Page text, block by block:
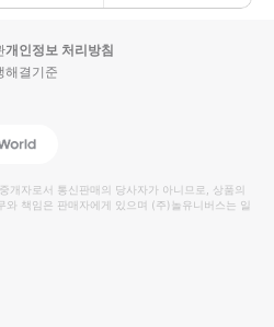
개인정보 처리방침
해결기준
Global
개자로서 통신판매의 당사자가 아니므로, 상품의
와 책임은 판매자에게 있으며 (주)놀유니버스는 일